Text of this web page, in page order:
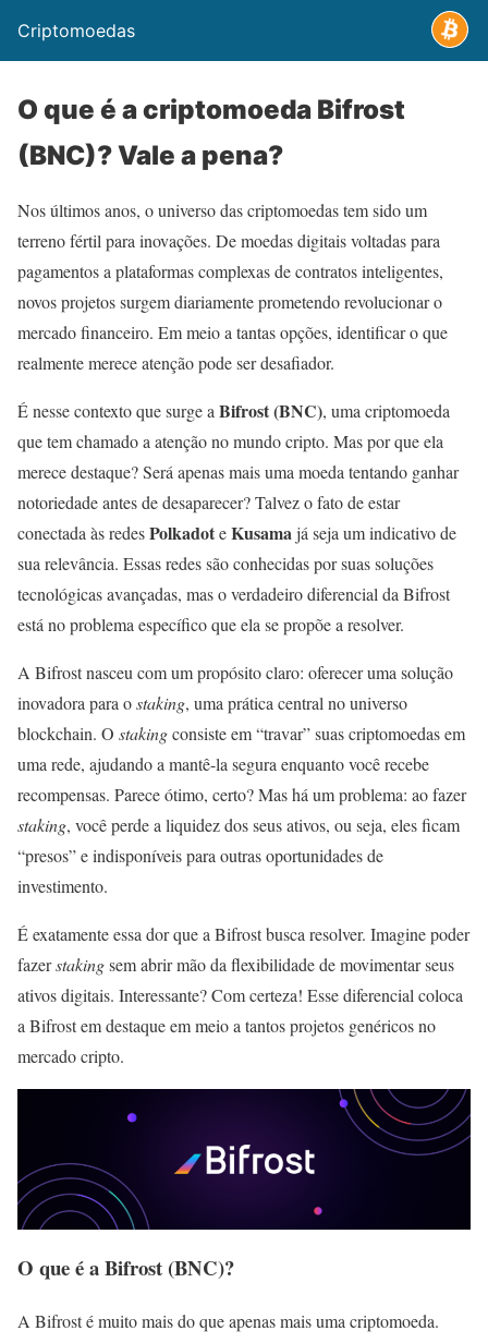
Criptomoedas
O que é a criptomoeda Bifrost
(BNC)? Vale a pena?
Nos últimos anos, o universo das criptomoedas tem sido um
terreno fértil para inovações. De moedas digitais voltadas para
pagamentos a plataformas complexas de contratos inteligentes,
novos projetos surgem diariamente prometendo revolucionar o
mercado financeiro. Em meio a tantas opções, identificar o que
realmente merece atenção pode ser desafiador.
É nesse contexto que surge a Bifrost (BNC), uma criptomoeda
que tem chamado a atenção no mundo cripto. Mas por que ela
merece destaque? Será apenas mais uma moeda tentando ganhar
notoriedade antes de desaparecer? Talvez o fato de estar
conectada às redesPolkadoteKusamajá seja um indicativo de
sua relevância. Essas redes são conhecidas por suas soluções
tecnológicas avançadas, mas o verdadeiro diferencial da Bifrost
está no problema específico que ela se propõe a resolver.
A Bifrost nasceu com um propósito claro: oferecer uma solução
inovadora para ostaking, uma prática central no universo
blockchain. O stakingconsiste em “travar” suas criptomoedas em
uma rede, ajudando a mantê-la segura enquanto você recebe
recompensas. Parece ótimo, certo? Mas há um problema: ao fazer
staking, você perde a liquidez dos seus ativos, ou seja, eles ficam
“presos” e indisponíveis para outras oportunidades de
investimento.
É exatamente essa dor que a Bifrost busca resolver. Imagine poder
fazerstakingsem abrir mão da flexibilidade de movimentar seus
ativos digitais. Interessante? Com certeza! Esse diferencial coloca
a Bifrost em destaque em meio a tantos projetos genéricos no
mercado cripto.
O que é a Bifrost (BNC)?
A Bifrost é muito mais do que apenas mais uma criptomoeda.